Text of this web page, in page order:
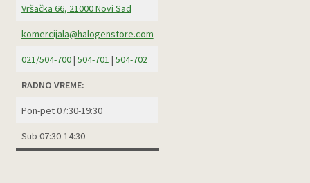
Vršačka 66, 21000 Novi Sad
komercijala@halogenstore.com
021/504-700| 504-701 | 504-702
RADNO VREME:
Pon-pet 07:30-19:30
Sub 07:30-14:30